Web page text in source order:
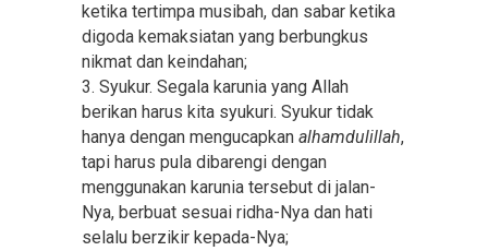
ketika tertimpa musibah, dan sabar ketika
digoda kemaksiatan yang berbungkus
nikmat dan keindahan;
3. Syukur. Segala karunia yang Allah
berikan harus kita syukuri. Syukur tidak
hanya dengan mengucapkan alhamdulillah,
tapi harus pula dibarengi dengan
menggunakan karunia tersebut di jalan-
Nya, berbuat sesuai ridha-Nya dan hati
selalu berzikir kepada-Nya;